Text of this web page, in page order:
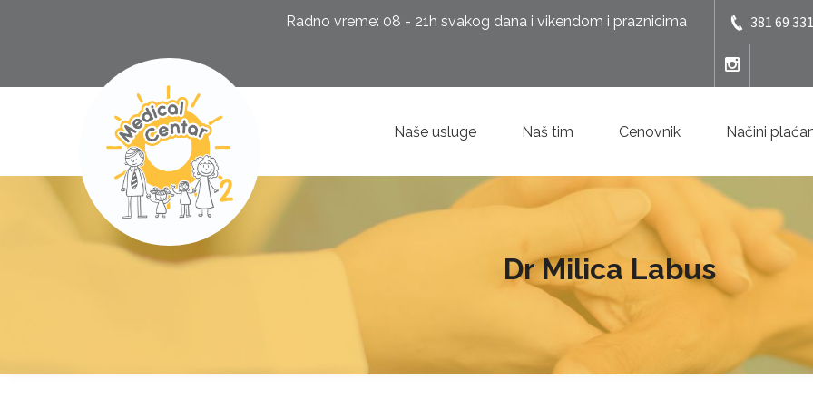
Radno vreme: 08 - 21h svakog dana i vikendom i praznicima 381 69
Naše usluge Naš tim Cenovnik Načini
Dr Milica Labus